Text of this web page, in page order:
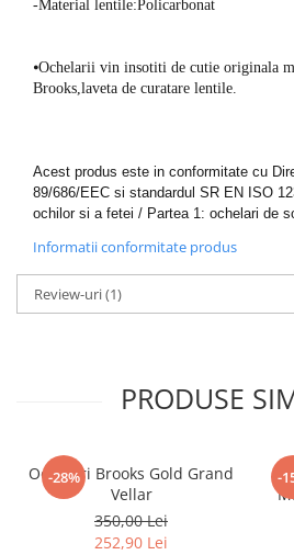
-Material lentile:Policarbonat
⦁Ochelarii vin insotiti de cutie originala
Brooks,laveta de curatare lentile.
Acest produs este in conformitate cu
89/686/EEC si standardul SR EN ISO
ochilor si a fetei / Partea 1: ochelari de
Informatii conformitate produs
Review-uri(1)
PRODUSE
-28%
Ochelari Brooks Gold Grand
Vellar
350,00 Lei
252,90 Lei
-